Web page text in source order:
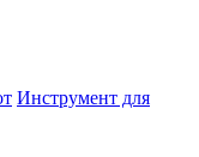
Инструмент для